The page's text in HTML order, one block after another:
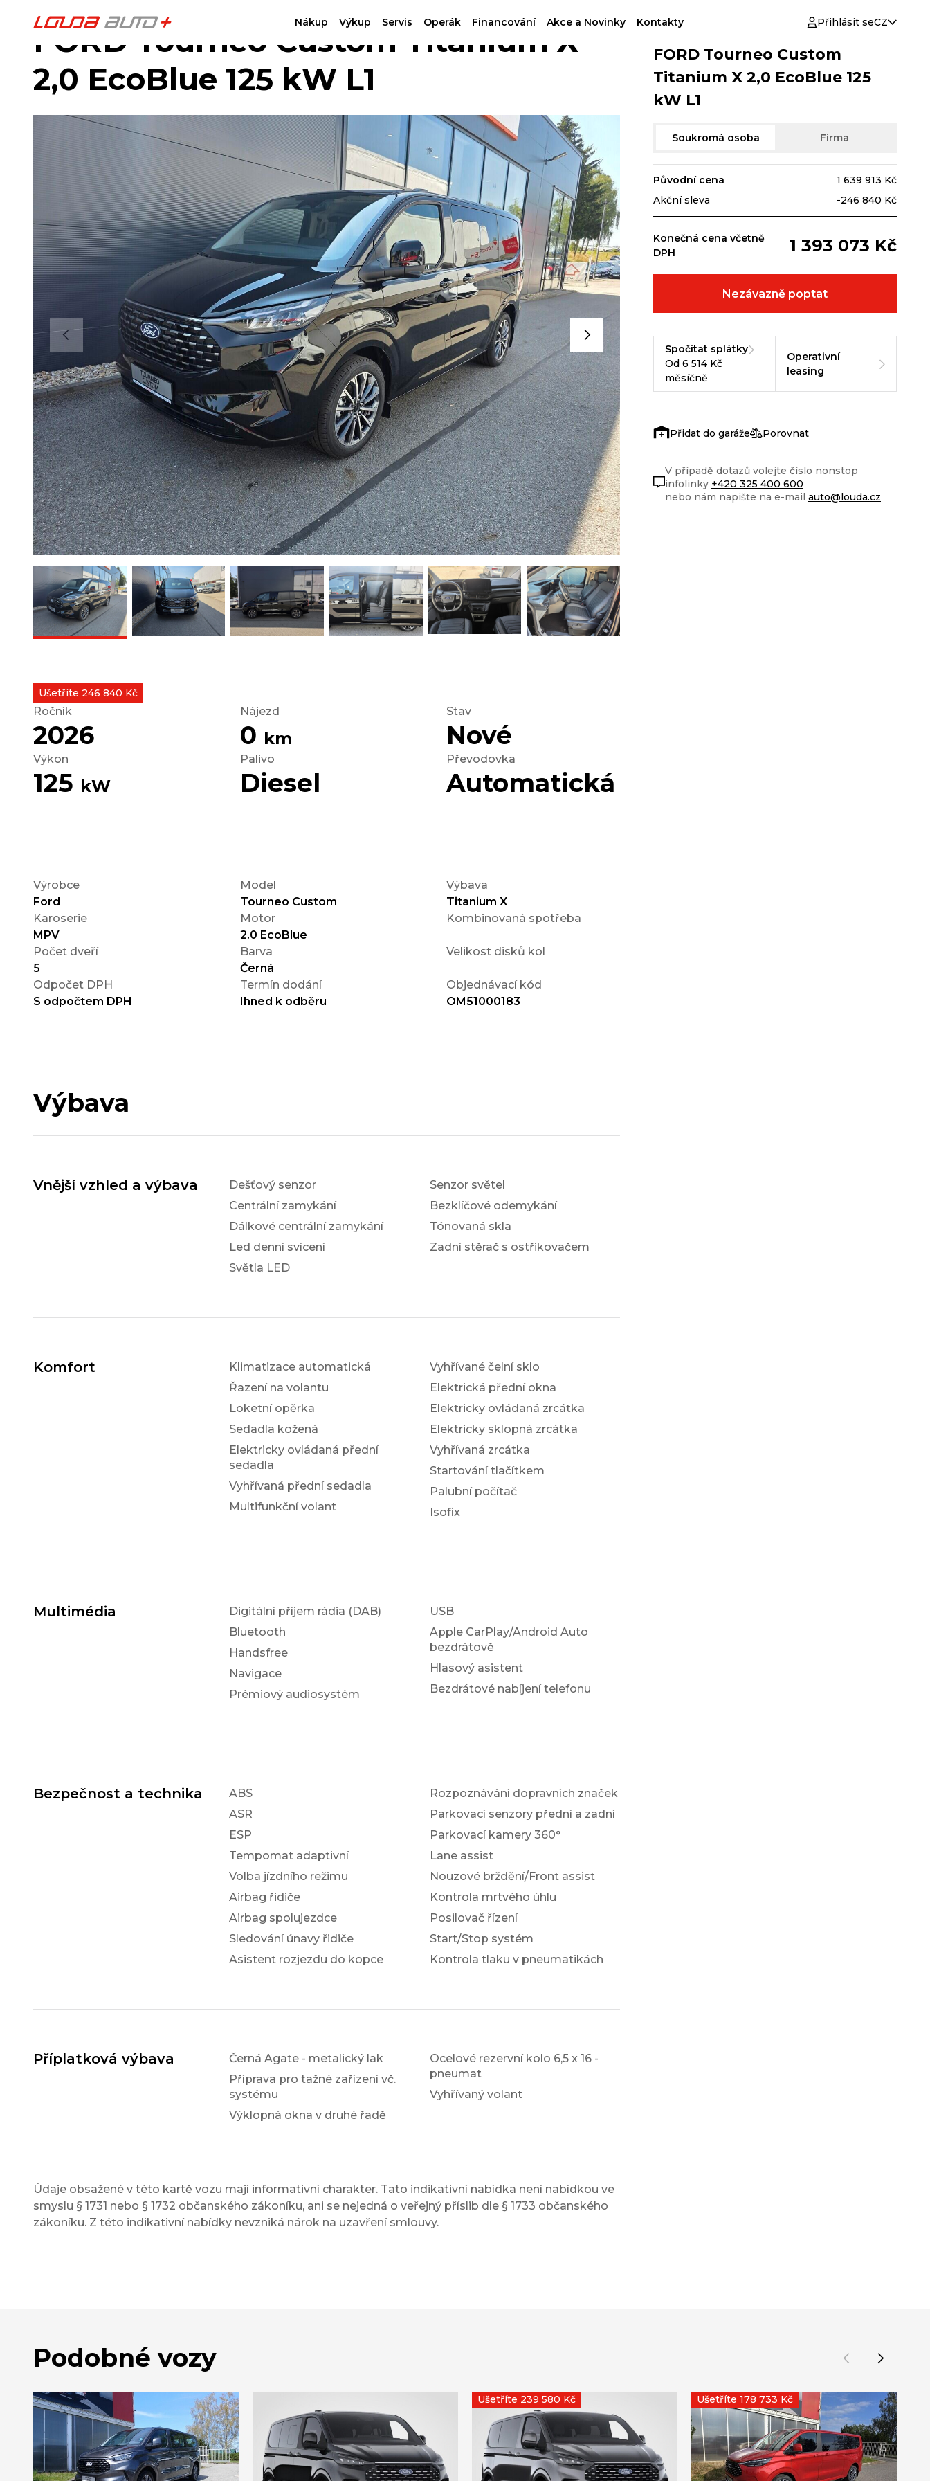
Nákup Výkup Servis Operák Financování Akce a Novinky Kontakty Přihlásit seCZ
FORD Tourneo Custom Titanium X
2,0 EcoBlue 125 kW L1
Ušetříte 246 840 Kč
Ročník
2026
Nájezd
0 km
Stav
Nové
Výkon
125 kW
Palivo
Diesel
Převodovka
Automatická
Výrobce
Ford
Model
Tourneo Custom
Výbava
Titanium X
Karoserie
MPV
Motor
2.0 EcoBlue
Kombinovaná spotřeba
Počet dveří
5
Barva
Černá
Velikost disků kol
Odpočet DPH
S odpočtem DPH
Termín dodání
Ihned k odběru
Objednávací kód
OM51000183
Výbava
Vnější vzhled a výbava
Dešťový senzor
Centrální zamykání
Dálkové centrální zamykání
Led denní svícení
Světla LED
Senzor světel
Bezklíčové odemykání
Tónovaná skla
Zadní stěrač s ostřikovačem
Komfort
Klimatizace automatická
Řazení na volantu
Loketní opěrka
Sedadla kožená
Elektricky ovládaná přední
sedadla
Vyhřívaná přední sedadla
Multifunkční volant
Vyhřívané čelní sklo
Elektrická přední okna
Elektricky ovládaná zrcátka
Elektricky sklopná zrcátka
Vyhřívaná zrcátka
Startování tlačítkem
Palubní počítač
Isofix
Multimédia
Digitální příjem rádia (DAB)
Bluetooth
Handsfree
Navigace
Prémiový audiosystém
USB
Apple CarPlay/Android Auto
bezdrátově
Hlasový asistent
Bezdrátové nabíjení telefonu
Bezpečnost a technika
ABS
ASR
ESP
Tempomat adaptivní
Volba jízdního režimu
Airbag řidiče
Airbag spolujezdce
Sledování únavy řidiče
Asistent rozjezdu do kopce
Rozpoznávání dopravních značek
Parkovací senzory přední a zadní
Parkovací kamery 360°
Lane assist
Nouzové brždění/Front assist
Kontrola mrtvého úhlu
Posilovač řízení
Start/Stop systém
Kontrola tlaku v pneumatikách
Příplatková výbava
Černá Agate - metalický lak
Příprava pro tažné zařízení vč.
systému
Výklopná okna v druhé řadě
Ocelové rezervní kolo 6,5 x 16 -
pneumat
Vyhřívaný volant
Údaje obsažené v této kartě vozu mají informativní charakter. Tato indikativní nabídka není nabídkou ve
smyslu § 1731 nebo § 1732 občanského zákoníku, ani se nejedná o veřejný příslib dle § 1733 občanského
zákoníku. Z této indikativní nabídky nevzniká nárok na uzavření smlouvy.
FORD Tourneo Custom
Titanium X 2,0 EcoBlue 125
kW L1
Soukromá osoba Firma
Původní cena
1 639 913 Kč
Akční sleva
-246 840 Kč
Konečná cena včetně
DPH
1 393 073 Kč
Nezávazně poptat
Spočítat splátky
Od 6 514 Kč
měsíčně
Operativní
leasing
Porovnat
V případě dotazů volejte číslo nonstop
infolinky +420 325 400 600
nebo nám napište na e-mail auto@louda.cz
Podobné vozy
Ušetříte 239 580 Kč Ušetříte 178 733 Kč